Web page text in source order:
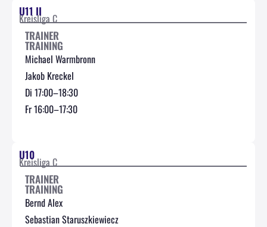
U11 II
Kreisliga C
TRAINER
TRAINING
Michael Warmbronn
Jakob Kreckel
Di 17:00–18:30
Fr 16:00–17:30
U10
Kreisliga C
TRAINER
TRAINING
Bernd Alex
Sebastian Staruszkiewiecz